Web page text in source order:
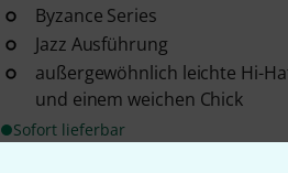
Byzance Series
Jazz Ausführung
außergewöhnlich leichte Hi-
und einem weichen Chick
Sofort lieferbar